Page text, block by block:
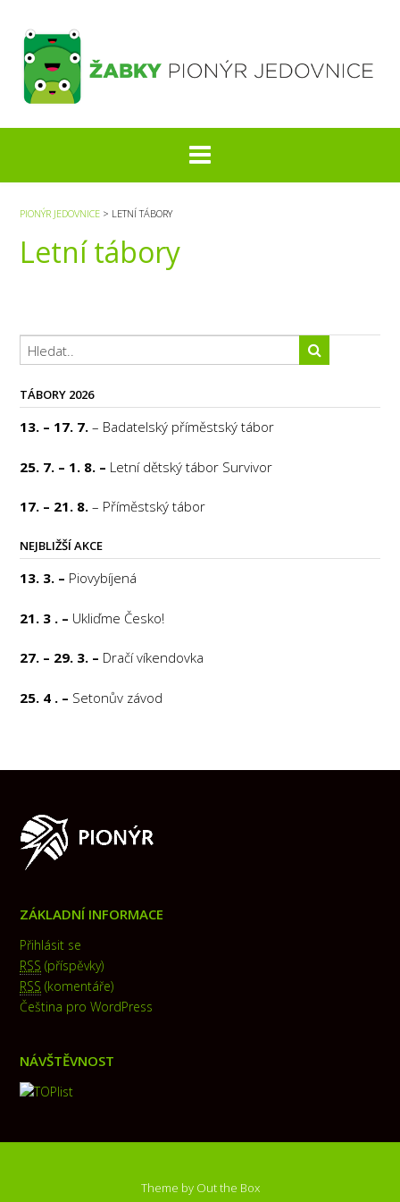
c
t
PIONÝR JEDOVNICE > LETNÍ TÁBORY
Letní tábory
TÁBORY 2026
13. – 17. 7. – Badatelský příměstský tábor
25. 7. – 1. 8. – Letní dětský tábor Survivor
17. – 21. 8. – Příměstský tábor
NEJBLIŽŠÍ AKCE
13. 3. – Piovybíjená
21. 3 . – Ukliďme Česko!
27. – 29. 3. – Dračí víkendovka
25. 4 . – Setonův závod
ZÁKLADNÍ INFORMACE
Přihlásit se
RSS (příspěvky)
RSS (komentáře)
Čeština pro WordPress
NÁVŠTĚVNOST
Theme by Out the Box